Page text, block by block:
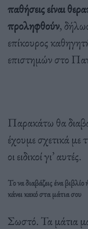
παθήσεις είναι
προληφθούν,
επίκουρος
επιστημών στο
Παρακάτω θα
έχουμε σχετικά με
οι ειδικοί γι’ αυτές.
Το να διαβάζεις ένα
κάνει κακό στα μάτια σου
Σωστό. Τα μάτια